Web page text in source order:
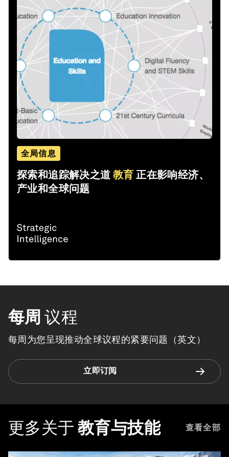
全局信息
探索和追踪解决之道 教育 正在影响经济、
产业和全球问题
每周 议程
每周为您呈现推动全球议程的紧要问题（英文）
立即订阅
更多关于 教育与技能 查看全部